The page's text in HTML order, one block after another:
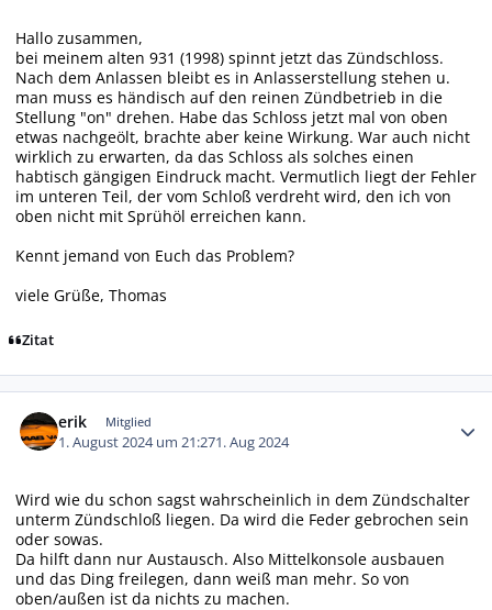
Hallo zusammen,
bei meinem alten 931 (1998) spinnt jetzt das Zündschloss.
Nach dem Anlassen bleibt es in Anlasserstellung stehen u.
man muss es händisch auf den reinen Zündbetrieb in die
Stellung "on" drehen. Habe das Schloss jetzt mal von oben
etwas nachgeölt, brachte aber keine Wirkung. War auch nicht
wirklich zu erwarten, da das Schloss als solches einen
habtisch gängigen Eindruck macht. Vermutlich liegt der Fehler
im unteren Teil, der vom Schloß verdreht wird, den ich von
oben nicht mit Sprühöl erreichen kann.
Kennt jemand von Euch das Problem?
viele Grüße, Thomas
Zitat
erik Mitglied
1. August 2024 um 21:271. Aug 2024
Wird wie du schon sagst wahrscheinlich in dem Zündschalter
unterm Zündschloß liegen. Da wird die Feder gebrochen sein
oder sowas.
Da hilft dann nur Austausch. Also Mittelkonsole ausbauen
und das Ding freilegen, dann weiß man mehr. So von
oben/außen ist da nichts zu machen.